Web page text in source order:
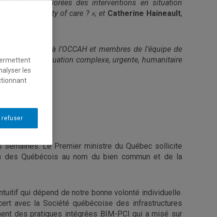
améliorées des interventions en situation
de duty of care ? »;et Catherine Haineault,
chercheure à l’OCCAH et membres de l’équipe de
en situation complexe, urgente, humanitaire
Le Premier ministre du Québec sollicite
des Québécois au nom du bien commun et de la
qui dépend de notre bonne volonté individuelle.
avec la Société québécoise des infrastructures
des pratiques intégrées BIM-PCI qui a misé sur
les
refuser